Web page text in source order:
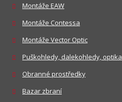
Montáže EAW
Montáže Contessa
Montáže Vector Optic
Puškohledy, dalekohledy, optika
Obranné prostředky
Bazar zbraní